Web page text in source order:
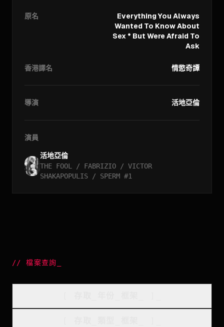
原名
Everything You Always
Wanted To Know About
Sex * But Were Afraid To
Ask
香港譯名 情慾奇譚
導演 活地亞倫
演員
活地亞倫
THE FOOL / FABRIZIO / VICTOR
SHAKAPOPULIS / SPERM #1
//檔案查詢